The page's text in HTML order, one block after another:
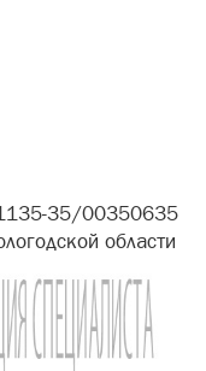
35/00350635
области